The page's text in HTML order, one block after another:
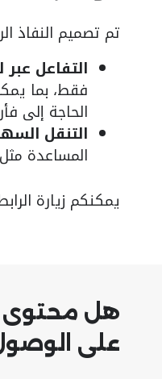
تم تصميم النفاذ
التفاعل عبر
فقط، بما
الحاجة إلى
التنقل
المساعدة
يمكنكم زيارة
هل محتوى
على